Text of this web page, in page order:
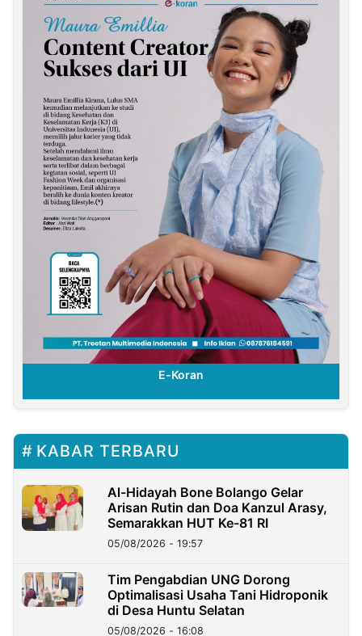
E-Koran
KABAR TERBARU
Al-Hidayah Bone Bolango Gelar
Arisan Rutin dan Doa Kanzul Arasy,
Semarakkan HUT Ke-81 RI
05/08/2026 - 19:57
‎Tim Pengabdian UNG Dorong
Optimalisasi Usaha Tani Hidroponik
di Desa Huntu Selatan
05/08/2026 - 16:08